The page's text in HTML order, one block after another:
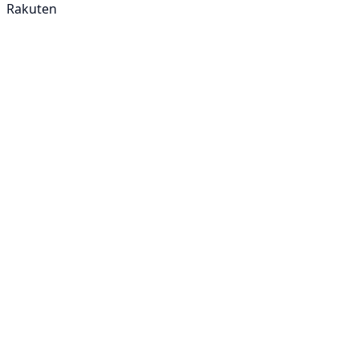
Rakuten